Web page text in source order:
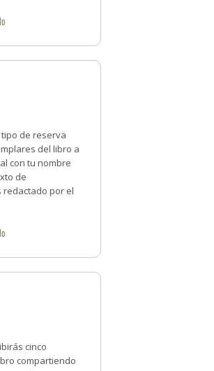
de reserva
del libro a
con tu nombre
de
redactado por el
cinco
compartiendo